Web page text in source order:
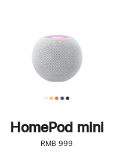
HomePod mini
RMB 999